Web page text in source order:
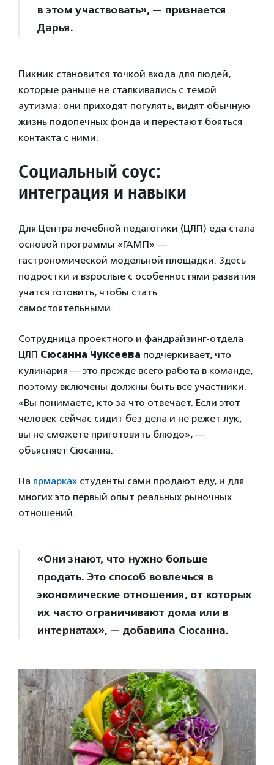
в этом участвовать», — признается
Дарья.
Пикник становится точкой входа для людей,
которые раньше не сталкивались с темой
аутизма: они приходят погулять, видят обычную
жизнь подопечных фонда и перестают бояться
контакта с ними.
Социальный соус:
интеграция и навыки
Для Центра лечебной педагогики (ЦЛП) еда стала
основой программы «ГАМП» —
гастрономической модельной площадки. Здесь
подростки и взрослые с особенностями развития
учатся готовить, чтобы стать
самостоятельными.
Сотрудница проектного и фандрайзинг-отдела
ЦЛП Сюсанна Чуксеева подчеркивает, что
кулинария — это прежде всего работа в команде,
поэтому включены должны быть все участники.
«Вы понимаете, кто за что отвечает. Если этот
человек сейчас сидит без дела и не режет лук,
вы не сможете приготовить блюдо», —
объясняет Сюсанна.
На ярмарках студенты сами продают еду, и для
многих это первый опыт реальных рыночных
отношений.
«Они знают, что нужно больше
продать. Это способ вовлечься в
экономические отношения, от которых
их часто ограничивают дома или в
интернатах», — добавила Сюсанна.